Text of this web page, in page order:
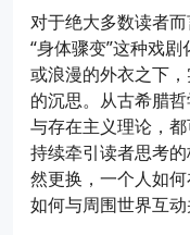
对于绝大多数读者
“身体骤变”这种戏
或浪漫的外衣之下，
的沉思。从古希腊
与存在主义理论，
持续牵引读者思考
然更换，一个人如
如何与周围世界互动